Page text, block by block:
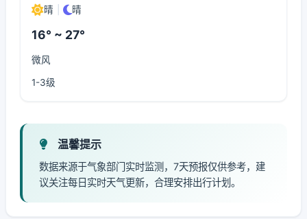
晴 晴
16° ~ 27°
微风
1-3级
温馨提示
数据来源于气象部门实时监测，7天预报仅供参考，建
议关注每日实时天气更新，合理安排出行计划。